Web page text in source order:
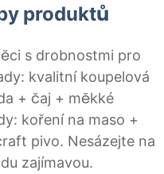
produktů
s drobnostmi pro
kvalitní koupelová
+ čaj + měkké
koření na maso +
pivo. Nesázejte na
zajímavou.